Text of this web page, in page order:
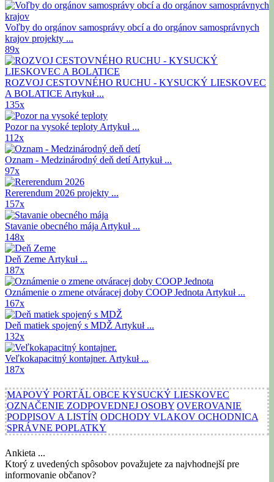
Voľby do orgánov samosprávy obcí a do orgánov samosprávnych
krajov projekty ...
89x
ROZVOJ CESTOVNÉHO RUCHU - KYSUCKÝ LIESKOVEC
A BOLATICE Artykuł ...
135x
Pozor na vysoké teploty Artykuł ...
112x
Oznam - Medzinárodný deň detíArtykuł ...
97x
Rererendum 2026 projekty ...
157x
Stavanie obecného mája Artykuł ...
148x
Deň Zeme Artykuł ...
187x
Oznámenie o zmene otváracej doby COOP Jednota Artykuł ...
167x
Deň matiek spojený s MDŽ Artykuł ...
132x
Veľkokapacitný kontajner. Artykuł ...
187x
MAPOVÝ PORTÁL OBCE KYSUCKÝ LIESKOVEC
OZNAČENIE ZODPOVEDNEJ OSOBY OVEROVANIE
PODPISOV A LISTÍN ODCHODY VLAKOV OCHODNICA
SPRÁVNE POPLATKY
Ankieta ...
Ktorý z uvedených spôsobov považujete za najvhodnejší pre
informovanie občanov?